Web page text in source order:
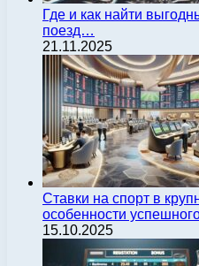
Где и как найти
поезд…
21.11.2025
Ставки на спорт в
особенности
15.10.2025